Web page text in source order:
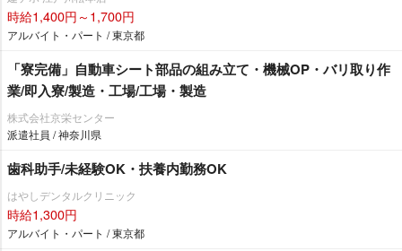
時給1,400円～1,700円
アルバイト・パート / 東京都
「寮完備」自動車シート部品の組み立て・機械OP・バリ取り作
業/即入寮/製造・工場/工場・製造
株式会社京栄センター
派遣社員 / 神奈川県
歯科助手/未経験OK・扶養内勤務OK
はやしデンタルクリニック
時給1,300円
アルバイト・パート / 東京都